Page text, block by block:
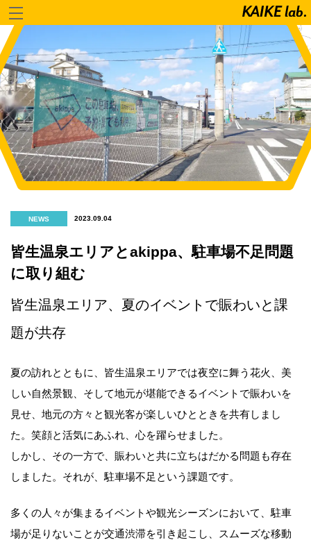
NEWS 2023.09.04
皆生温泉エリアとakippa、駐車場不足問題
に取り組む
皆生温泉エリア、夏のイベントで賑わいと課
題が共存
夏の訪れとともに、皆生温泉エリアでは夜空に舞う花火、美
しい自然景観、そして地元が堪能できるイベントで賑わいを
見せ、地元の方々と観光客が楽しいひとときを共有しまし
た。笑顔と活気にあふれ、心を躍らせました。
しかし、その一方で、賑わいと共に立ちはだかる問題も存在
しました。それが、駐車場不足という課題です。
多くの人々が集まるイベントや観光シーズンにおいて、駐車
場が足りないことが交通渋滞を引き起こし、スムーズな移動